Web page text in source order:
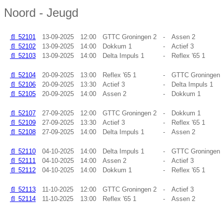
Noord - Jeugd
📄 52101 13-09-2025 12:00 GTTC Groningen 2 -
Assen 2
📄 52102 13-09-2025 14:00 Dokkum 1 -
Actief 3
📄 52103 13-09-2025 14:00 Delta Impuls 1 - Reflex '65 1
📄 52104 20-09-2025 13:00 Reflex '65 1 -
GTTC Groningen
📄 52106 20-09-2025 13:30 Actief 3 -
Delta Impuls 1
📄 52105 20-09-2025 14:00 Assen 2 - Dokkum 1
📄 52107 27-09-2025 12:00 GTTC Groningen 2 -
Dokkum 1
📄 52109 27-09-2025 13:30 Actief 3 -
Reflex '65 1
📄 52108 27-09-2025 14:00 Delta Impuls 1 - Assen 2
📄 52110 04-10-2025 14:00 Delta Impuls 1 -
GTTC Groningen
📄 52111 04-10-2025 14:00 Assen 2 -
Actief 3
📄 52112 04-10-2025 14:00 Dokkum 1 - Reflex '65 1
📄 52113 11-10-2025 12:00 GTTC Groningen 2 -
Actief 3
📄 52114 11-10-2025 13:00 Reflex '65 1 -
Assen 2